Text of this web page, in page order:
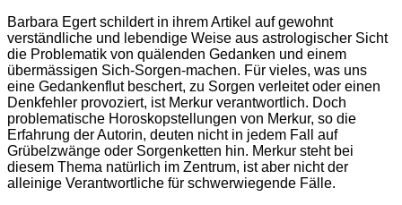
Barbara Egert schildert in ihrem Artikel auf gewohnt
verständliche und lebendige Weise aus astrologischer Sicht
die Problematik von quälenden Gedanken und einem
übermässigen Sich-Sorgen-machen. Für vieles, was uns
eine Gedankenflut beschert, zu Sorgen verleitet oder einen
Denkfehler provoziert, ist Merkur verantwortlich. Doch
problematische Horoskopstellungen von Merkur, so die
Erfahrung der Autorin, deuten nicht in jedem Fall auf
Grübelzwänge oder Sorgenketten hin. Merkur steht bei
diesem Thema natürlich im Zentrum, ist aber nicht der
alleinige Verantwortliche für schwerwiegende Fälle.